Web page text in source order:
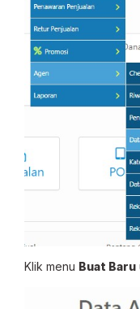
Klik menu Buat Baru